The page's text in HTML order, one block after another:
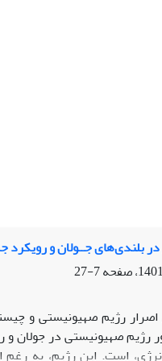
بلندی‌های جــولان و رویکرد
7-27
رژیم صهیونیستی و
صهیونیستی در جولان و
است. این رژیم، به رغم